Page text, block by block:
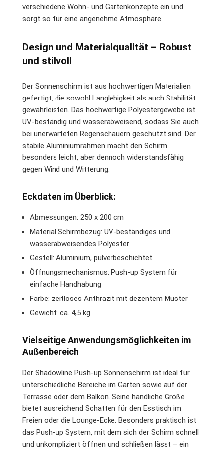
verschiedene Wohn- und Gartenkonzepte ein und
sorgt so für eine angenehme Atmosphäre.
Design und Materialqualität – Robust
und stilvoll
Der Sonnenschirm ist aus hochwertigen Materialien
gefertigt, die sowohl Langlebigkeit als auch Stabilität
gewährleisten. Das hochwertige Polyestergewebe ist
UV-beständig und wasserabweisend, sodass Sie auch
bei unerwarteten Regenschauern geschützt sind. Der
stabile Aluminiumrahmen macht den Schirm
besonders leicht, aber dennoch widerstandsfähig
gegen Wind und Witterung.
Eckdaten im Überblick:
Abmessungen: 250 x 200 cm
Material Schirmbezug: UV-beständiges und
wasserabweisendes Polyester
Gestell: Aluminium, pulverbeschichtet
Öffnungsmechanismus: Push-up System für
einfache Handhabung
Farbe: zeitloses Anthrazit mit dezentem Muster
Gewicht: ca. 4,5 kg
Vielseitige Anwendungsmöglichkeiten im
Außenbereich
Der Shadowline Push-up Sonnenschirm ist ideal für
unterschiedliche Bereiche im Garten sowie auf der
Terrasse oder dem Balkon. Seine handliche Größe
bietet ausreichend Schatten für den Esstisch im
Freien oder die Lounge-Ecke. Besonders praktisch ist
das Push-up System, mit dem sich der Schirm schnell
und unkompliziert öffnen und schließen lässt – ein